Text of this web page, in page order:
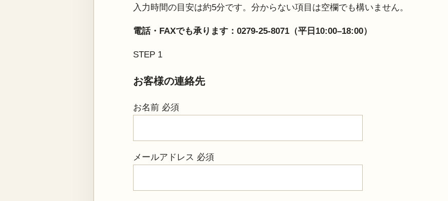
入力時間の目安は約5分です。分からない項目は空欄でも構いません。
電話・FAXでも承ります：0279-25-8071（平日10:00–18:00）
STEP 1
お客様の連絡先
お名前 必須
メールアドレス 必須